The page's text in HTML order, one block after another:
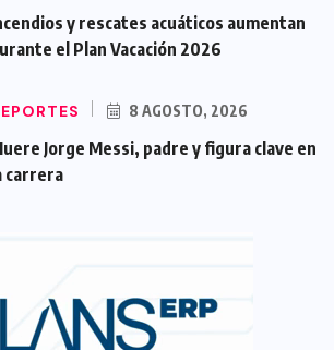
y rescates acuáticos aumentan
el Plan Vacación 2026
8 AGOSTO, 2026
Jorge Messi, padre y figura clave en
carrera